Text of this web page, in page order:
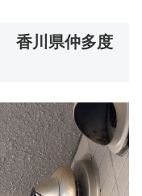
香川県仲多度